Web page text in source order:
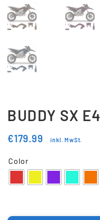
Wunschliste
BUDDY SX E4
€179.99 inkl. MwSt.
Color